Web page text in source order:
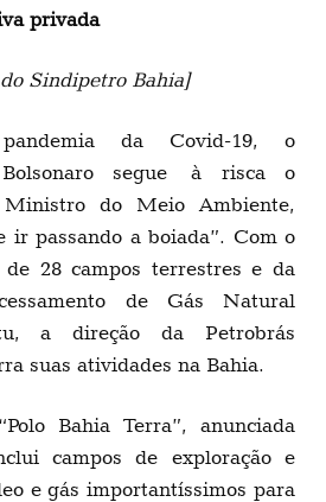
privada
Sindipetro Bahia]
da Covid-19, o
segue à risca o
do Meio Ambiente,
ir passando a boiada”. Com o
28 campos terrestres e da
de Gás Natural
a direção da Petrobrás
suas atividades na Bahia.
Bahia Terra”, anunciada
campos de exploração e
e gás importantíssimos para